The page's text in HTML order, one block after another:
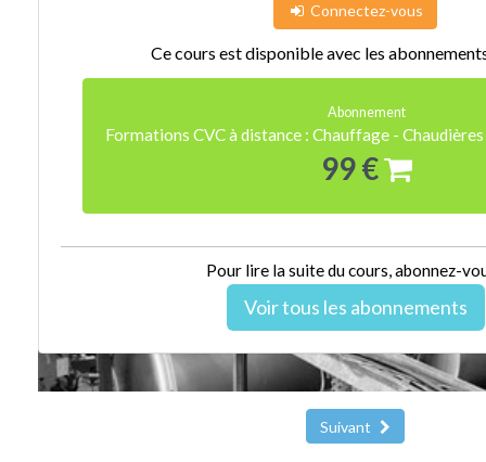
Connectez-vous
Ce cours est disponible avec les
Abonnement
Formations CVC à distance : Chauffage -
99 €
Pour lire la suite du cours, abonnez-
Voir tous les abonnements
Suivant